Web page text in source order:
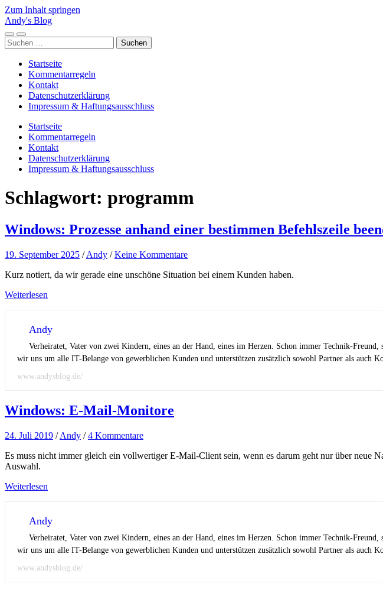
Zum Inhalt springen
Andy's Blog
Mobile-
Menü
Suchfeld
ein-/ausblenden
Suchen
nach:
Startseite
Kommentarregeln
Kontakt
Datenschutzerklärung
Impressum & Haftungsausschluss
Startseite
Kommentarregeln
Kontakt
Datenschutzerklärung
Impressum & Haftungsausschluss
Schlagwort: programm
Windows: Prozesse anhand einer bestimmen Befehlszeile
19. September 2025 /Andy /Keine Kommentare
Kurz notiert, da wir gerade eine unschöne Situation bei einem Kunden haben.
Weiterlesen
Andy
Verheiratet, Vater von zwei Kindern, eines an der Hand, eines im Herzen. Schon immer Technik-
wir uns um alle IT-Belange von gewerblichen Kunden und unterstützen zusätzlich sowohl Partner als auch
www.andysblog.de/
Windows: E-Mail-Monitore
24. Juli 2019 /Andy /4 Kommentare
Es muss nicht immer gleich ein vollwertiger E-Mail-Client sein, wenn es darum geht nur über neue
Auswahl.
Weiterlesen
Andy
Verheiratet, Vater von zwei Kindern, eines an der Hand, eines im Herzen. Schon immer Technik-
wir uns um alle IT-Belange von gewerblichen Kunden und unterstützen zusätzlich sowohl Partner als auch
www.andysblog.de/